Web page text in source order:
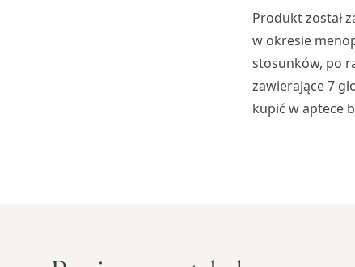
Produkt został
w okresie
stosunków, po
zawierające 7
kupić w aptece